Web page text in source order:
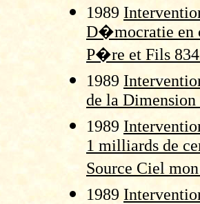
1989
D�mocratie en
P�re et Fils
1989
de la
1989
1 milliards de
Source Ciel
1989